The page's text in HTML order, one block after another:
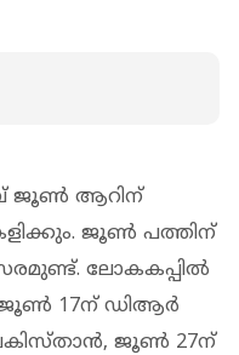
ജൂണ്‍ ആറിന്
ജൂണ്‍ പത്തിന്
ലോകകപ്പില്‍
ജൂണ്‍ 17ന് ഡിആര്‍
ജൂണ്‍ 27ന്